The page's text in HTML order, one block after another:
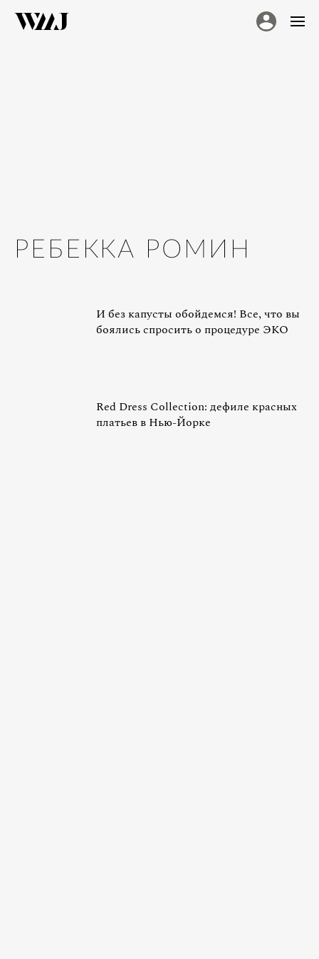
РЕБЕККА РОМИН
И без капусты обойдемся! Все, что вы
боялись спросить о процедуре ЭКО
Red Dress Collection: дефиле красных
платьев в Нью-Йорке